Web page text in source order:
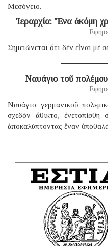
Μεσόγειο.
Ἱεραρχία: Ἕνα ἀκόμη
Σημειώνεται ὅτι δέν εἶναι μέ
Ναυάγιο τοῦ
Ναυάγιο γερμανικοῦ
σχεδόν ἄθικτο,
ἀποκαλύπτοντας ἕναν